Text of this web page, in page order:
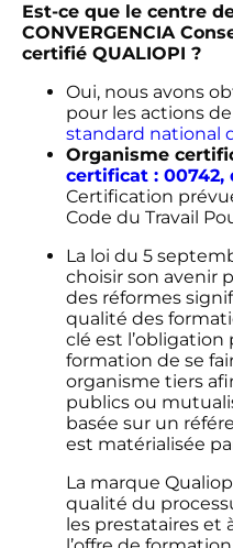
Est-ce que le centre
CONVERGENCIA
certifié QUALIOPI ?
Oui, nous avons
pour les actions
standard national
Organisme
certificat : 00742,
Certification
Code du Travail
La loi du 5
choisir son avenir
des réformes
qualité des
clé est l’obligation
formation de se
organisme tiers
publics ou
basée sur un
est matérialisée
La marque
qualité du
les prestataires et